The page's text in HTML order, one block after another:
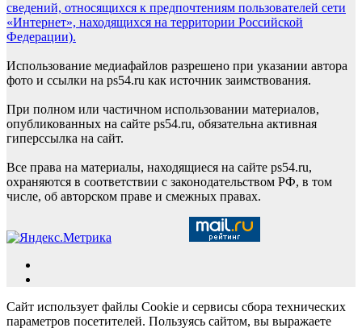
сведений, относящихся к предпочтениям пользователей сети
«Интернет», находящихся на территории Российской
Федерации).
Использование медиафайлов разрешено при указании автора
фото и ссылки на ps54.ru как источник заимствования.
При полном или частичном использовании материалов,
опубликованных на сайте ps54.ru, обязательна активная
гиперссылка на сайт.
Все права на материалы, находящиеся на сайте ps54.ru,
охраняются в соответствии с законодательством РФ, в том
числе, об авторском праве и смежных правах.
Сайт использует файлы Cookie и сервисы сбора технических
параметров посетителей. Пользуясь сайтом, вы выражаете